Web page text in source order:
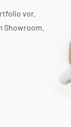
vor.
Showroom.